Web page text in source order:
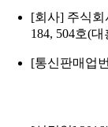
[회사] 주식회
184, 504호(
[통신판매업